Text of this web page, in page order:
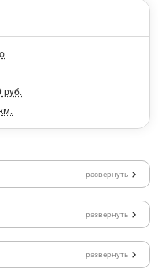
руб.
развернуть
развернуть
развернуть